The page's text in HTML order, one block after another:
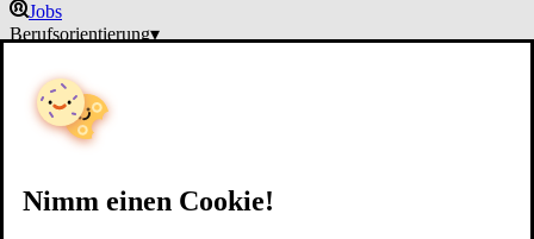
Nimm einen Cookie!
Jobs
Berufsorientierung▾